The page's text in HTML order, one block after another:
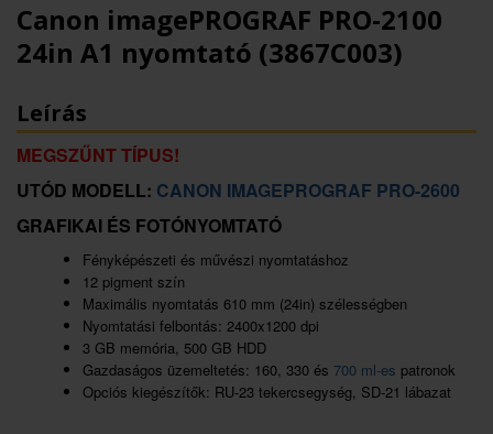
Canon imagePROGRAF PRO-2100
24in A1 nyomtató (3867C003)
Leírás
MEGSZŰNT TÍPUS!
UTÓD MODELL: CANON IMAGEPROGRAF PRO-2600
GRAFIKAI ÉS FOTÓNYOMTATÓ
Fényképészeti és művészi nyomtatáshoz
12 pigment szín
Maximális nyomtatás 610 mm (24in) szélességben
Nyomtatási felbontás: 2400x1200 dpi
3 GB memória, 500 GB HDD
Gazdaságos üzemeltetés: 160, 330 és 700 ml-es patronok
Opciós kiegészítők: RU-23 tekercsegység, SD-21 lábazat